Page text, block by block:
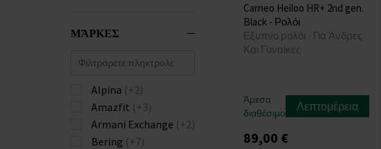
ΜΆΡΚΕΣ
Alpina (+2)
Amazfit (+3)
Armani Exchange (+2)
Bering (+7)
Carneo Heiloo HR+ 2nd gen.
Black - Ρολόι
Εξυπνο ρολόι - Για Άνδρες
Και Γυναίκες
Άμεσα
διαθέσιμο
Λεπτομέρεια
89,00 €